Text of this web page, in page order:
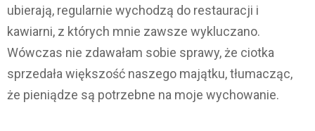
ubierają, regularnie wychodzą do restauracji i
kawiarni, z których mnie zawsze wykluczano.
Wówczas nie zdawałam sobie sprawy, że ciotka
sprzedała większość naszego majątku, tłumacząc,
że pieniądze są potrzebne na moje wychowanie.